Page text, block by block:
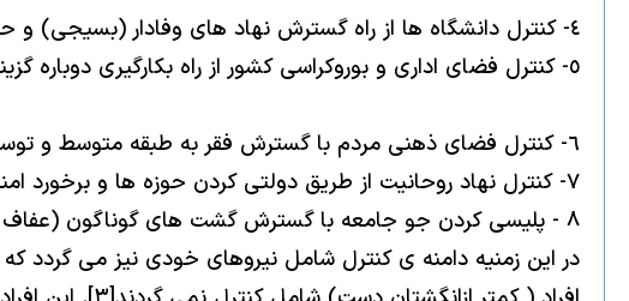
٤- كنترل دانشگاه ها از راه گسترش نهاد هاى وفادار (بسيجى) و حراست ، اخراج اساتيد، دانشجويان و امنيتى كردن فضا.
٥- كنترل فضاى ادارى و بوروكراسى كشور از راه بكارگيرى دوباره گزينش ها، گسترش ساختار بسيج به عنوان نردبان ترقى شغلى و دسترسى به منابع و امكانات مادى.
٦- كنترل فضاى ذهنى مردم با گسترش فقر به طبقه متوسط و توسعه اقتصاد گداپرورى.
٧- كنترل نهاد روحانيت از طريق دولتى كردن حوزه ها و برخورد امنيتى با روحانيون منتقد.
٨ - پليسى كردن جو جامعه با گسترش گشت هاى گوناگون (عفاف و حجاب، امنيت اجتماعى و...) ويا نصب دوربين ها در پهنه ى عمومى.
در اين زمنيه دامنه ى كنترل شامل نيروهاى خودى نيز مى گردد